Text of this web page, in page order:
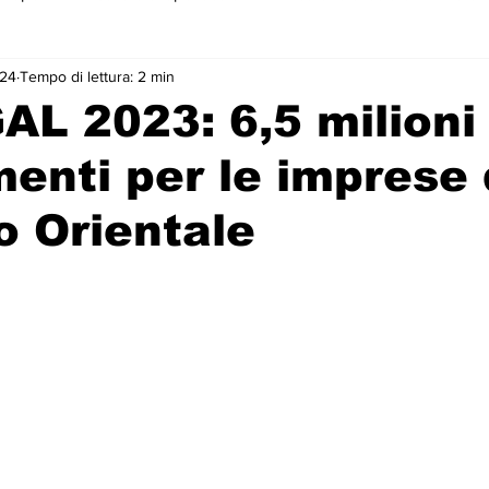
piano
2023: 6,5 milioni
per le imprese
Orientale
Tempo di lettura: 2 min